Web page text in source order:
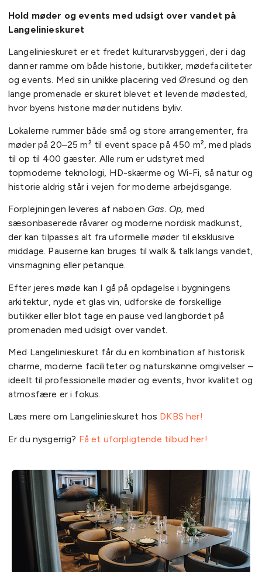
Hold møder og events med udsigt over vandet på
Langelinieskuret
Langelinieskuret er et fredet kulturarvsbyggeri, der i dag
danner ramme om både historie, butikker, mødefaciliteter
og events. Med sin unikke placering ved Øresund og den
lange promenade er skuret blevet et levende mødested,
hvor byens historie møder nutidens byliv.
Lokalerne rummer både små og store arrangementer, fra
møder på 20–25 m² til event space på 450 m², med plads
til op til 400 gæster. Alle rum er udstyret med
topmoderne teknologi, HD-skærme og Wi-Fi, så natur og
historie aldrig står i vejen for moderne arbejdsgange.
Forplejningen leveres af naboen Gas. Op, med
sæsonbaserede råvarer og moderne nordisk madkunst,
der kan tilpasses alt fra uformelle møder til eksklusive
middage. Pauserne kan bruges til walk & talk langs vandet,
vinsmagning eller petanque.
Efter jeres møde kan I gå på opdagelse i bygningens
arkitektur, nyde et glas vin, udforske de forskellige
butikker eller blot tage en pause ved langbordet på
promenaden med udsigt over vandet.
Med Langelinieskuret får du en kombination af historisk
charme, moderne faciliteter og naturskønne omgivelser –
ideelt til professionelle møder og events, hvor kvalitet og
atmosfære er i fokus.
Læs mere om Langelinieskuret hos DKBS her!
Er du nysgerrig? Få et uforpligtende tilbud her!